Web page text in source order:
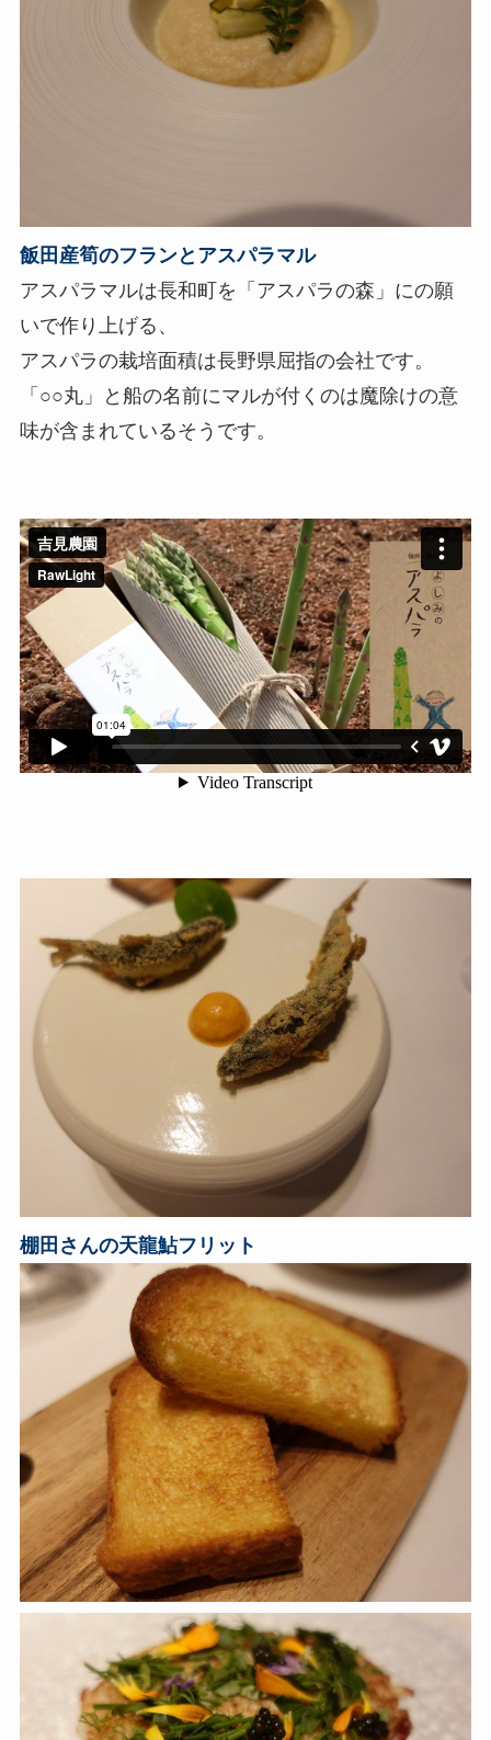
飯田産筍のフランとアスパラマル
アスパラマルは長和町を「アスパラの森」にの願
いで作り上げる、
アスパラの栽培面積は長野県屈指の会社です。
「○○丸」と船の名前にマルが付くのは魔除けの意
味が含まれているそうです。
棚田さんの天龍鮎フリット